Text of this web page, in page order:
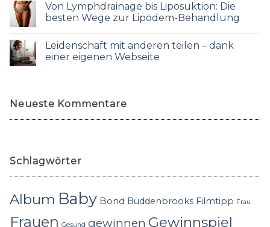
Von Lymphdrainage bis Liposuktion: Die
besten Wege zur Lipödem-Behandlung
Leidenschaft mit anderen teilen – dank
einer eigenen Webseite
Neueste Kommentare
Schlagwörter
Album Baby Bond Buddenbrooks Filmtipp Frau
Frauen Gesund gewinnen Gewinnspiel